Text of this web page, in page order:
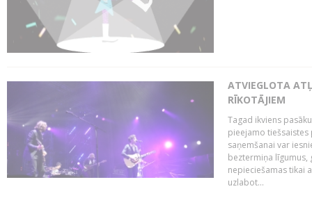
ATVIEGLOTA
RĪKOTĀJIEM
Tagad ikviens
pieejamo tiešsaistes
saņemšanai var
beztermiņa līgumus,
nepieciešamas tikai
uzlabot...